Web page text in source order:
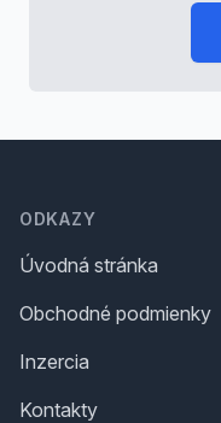
ODKAZY
Úvodná stránka
Obchodné podmienky
Inzercia
Kontakty